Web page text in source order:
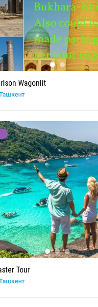
Wagonlit
Tour